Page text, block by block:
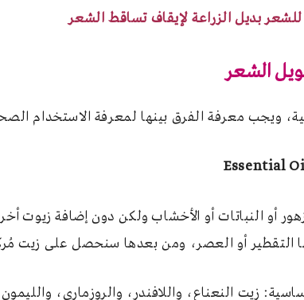
بديل الزراعة لإيقاف تساقط الشعر
الشعر
ويجب معرفة الفرق بينها لمعرفة الاستخدام
أو النباتات أو الأخشاب ولكن دون إضافة زيوت
التقطير أو العصر، ومن بعدها سنحصل على زيت
زيت النعناع، واللافندر، والروزماري،